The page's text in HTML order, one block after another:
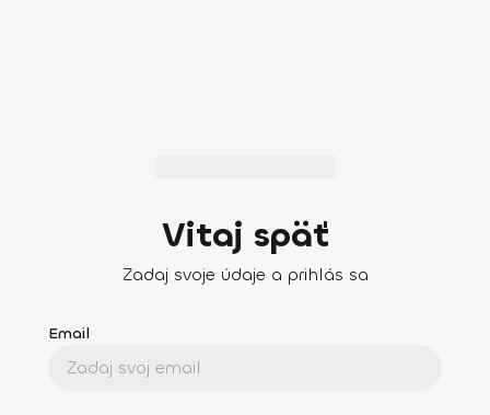
Vitaj späť
Zadaj svoje údaje a prihlás sa
Email